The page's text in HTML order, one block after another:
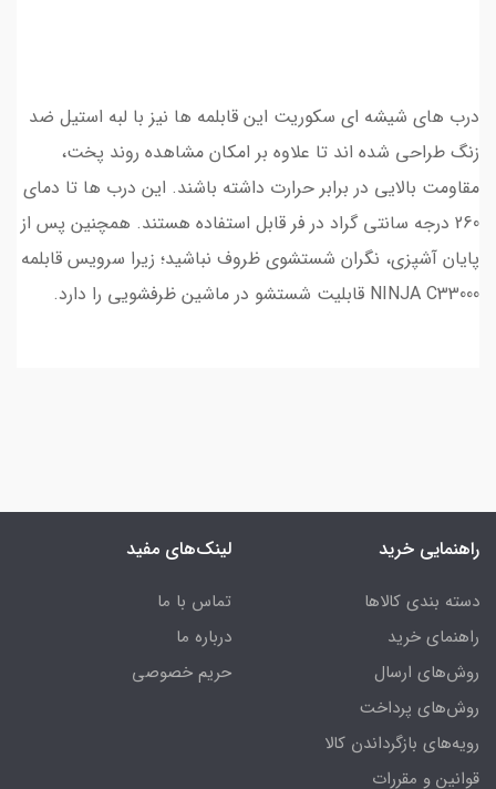
درب‌ های شیشه‌ ای سکوریت این قابلمه ها نیز با لبه استیل ضد
زنگ طراحی شده‌ اند تا علاوه بر امکان مشاهده روند پخت،
مقاومت بالایی در برابر حرارت داشته باشند. این درب‌ ها تا دمای
260 درجه سانتی‌ گراد در فر قابل استفاده هستند. همچنین پس از
پایان آشپزی، نگران شستشوی ظروف نباشید؛ زیرا سرویس قابلمه
NINJA C33000 قابلیت شستشو در ماشین ظرفشویی را دارد.
راهنمایی خرید
دسته بندی کالاها
راهنمای خرید
روش‌های ارسال
روش‌های پرداخت
رویه‌های بازگرداندن کالا
قوانین و مقررات
لینک‌های مفید
تماس با ما
درباره ما
حریم خصوصی